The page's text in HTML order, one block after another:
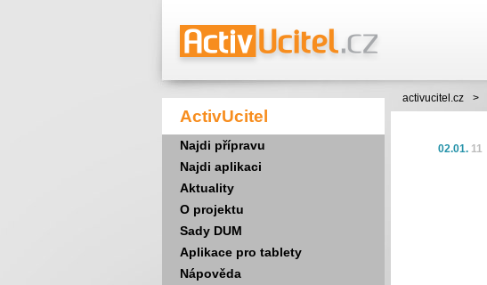
ActivUcitel
Najdi přípravu
Najdi aplikaci
Aktuality
O projektu
Sady DUM
Aplikace pro tablety
Nápověda
activucitel.cz >
02.01. 11